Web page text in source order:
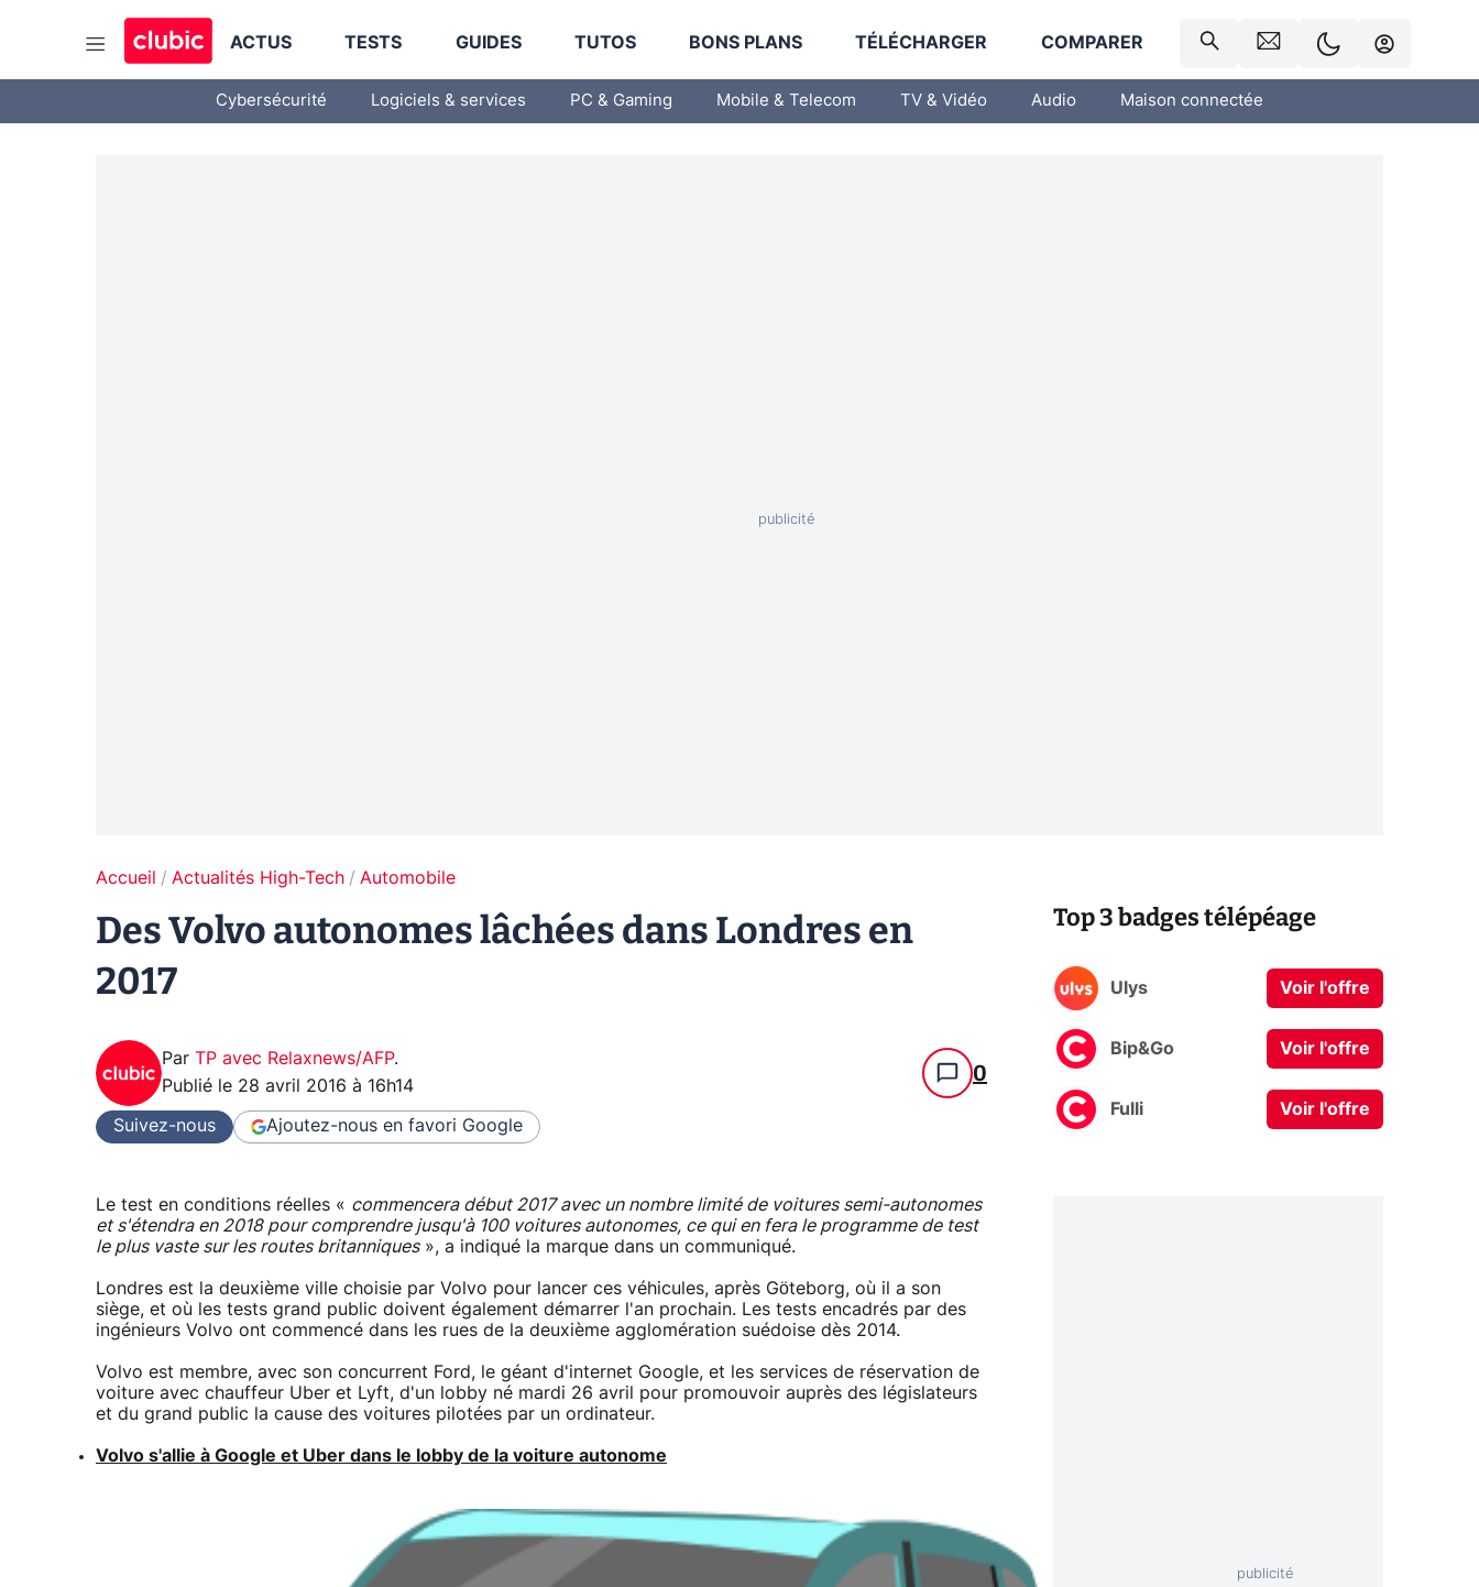
ACTUS TESTS GUIDES TUTOS BONS PLANS TÉLÉCHARGER COMPARER
Cybersécurité Logiciels & services PC & Gaming Mobile & Telecom TV & Vidéo Audio Maison connectée
Accueil Actualités High-Tech Automobile
Des Volvo autonomes lâchées dans Londres en
2017
Par TP avec Relaxnews/AFP.
Publié le 28 avril 2016 à 16h14 0
Suivez-nous Ajoutez-nous en favori Google
Le test en conditions réelles « commencera début 2017 avec un nombre limité de voitures semi-autonomes
et s'étendra en 2018 pour comprendre jusqu'à 100 voitures autonomes, ce qui en fera le programme de test
le plus vaste sur les routes britanniques», a indiqué la marque dans un communiqué.
Londres est la deuxième ville choisie par Volvo pour lancer ces véhicules, après Göteborg, où il a son
siège, et où les tests grand public doivent également démarrer l'an prochain. Les tests encadrés par des
ingénieurs Volvo ont commencé dans les rues de la deuxième agglomération suédoise dès 2014.
Volvo est membre, avec son concurrent Ford, le géant d'internet Google, et les services de réservation de
voiture avec chauffeur Uber et Lyft, d'un lobby né mardi 26 avril pour promouvoir auprès des législateurs
et du grand public la cause des voitures pilotées par un ordinateur.
Volvo s'allie à Google et Uber dans le lobby de la voiture autonome
Top 3 badges télépéage
Ulys Voir l'offre
Bip&Go Voir l'offre
Fulli Voir l'offre